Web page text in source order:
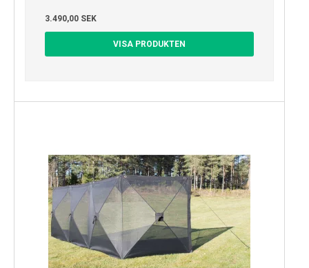
3.490,00 SEK
VISA PRODUKTEN